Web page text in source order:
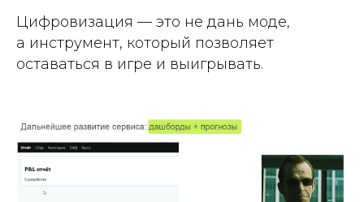
Цифровизация — это не дань моде,
а инструмент, который позволяет
оставаться в игре и выигрывать.